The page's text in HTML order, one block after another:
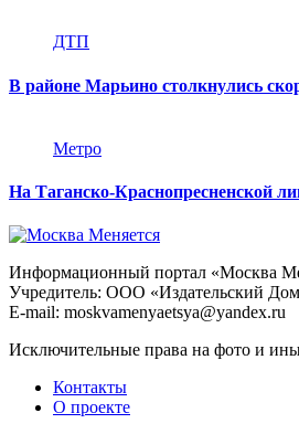
ДТП
В районе Марьино столкнулись
Метро
На Таганско-Краснопресненской
Информационный портал «Москва
Учредитель: ООО «Издательский
E-mail: moskvamenyaetsya@yandex.ru
Исключительные права на фото и
Контакты
О проекте